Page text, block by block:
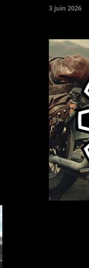
3 juin 2026